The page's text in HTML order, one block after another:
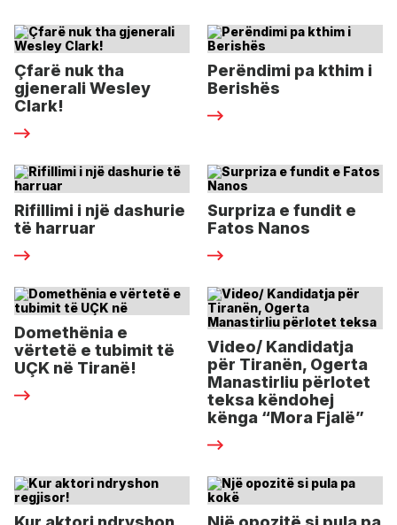
Çfarë nuk tha
gjenerali Wesley
Clark!
Perëndimi pa kthim i
Berishës
Rifillimi i një dashurie
të harruar
Surpriza e fundit e
Fatos Nanos
Domethënia e
vërtetë e tubimit të
UÇK në Tiranë!
Video/ Kandidatja
për Tiranën, Ogerta
Manastirliu përlotet
teksa këndohej
kënga “Mora Fjalë”